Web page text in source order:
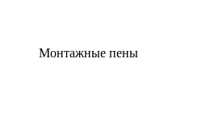
Монтажные пены